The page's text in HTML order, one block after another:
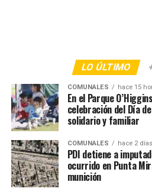
LO ÚLTIMO
COMUNALES hace 15
En el Parque
celebración del Día
solidario y familiar
COMUNALES hace 2 días
PDI detiene a
ocurrido en Punta
munición